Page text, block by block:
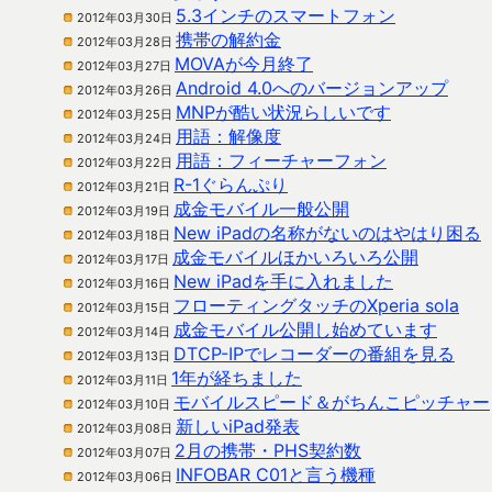
2012年03月30日 5.3インチのスマートフォン
2012年03月28日 携帯の解約金
2012年03月27日 MOVAが今月終了
2012年03月26日 Android 4.0へのバージョンアップ
2012年03月25日 MNPが酷い状況らしいです
2012年03月24日 用語：解像度
2012年03月22日 用語：フィーチャーフォン
2012年03月21日 R-1ぐらんぷり
2012年03月19日 成金モバイル一般公開
2012年03月18日 New iPadの名称がないのはやはり困る
2012年03月17日 成金モバイルほかいろいろ公開
2012年03月16日 New iPadを手に入れました
2012年03月15日 フローティングタッチのXperia sola
2012年03月14日 成金モバイル公開し始めています
2012年03月13日 DTCP-IPでレコーダーの番組を見る
2012年03月11日 1年が経ちました
2012年03月10日 モバイルスピード＆がちんこピッチャー
2012年03月08日 新しいiPad発表
2012年03月07日 2月の携帯・PHS契約数
2012年03月06日 INFOBAR C01と言う機種